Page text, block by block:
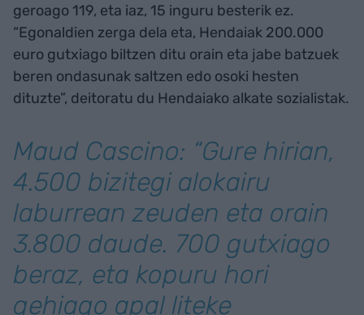
geroago 119, eta iaz, 15 inguru besterik ez.
“Egonaldien zerga dela eta, Hendaiak 200.000
euro gutxiago biltzen ditu orain eta jabe batzuek
beren ondasunak saltzen edo osoki hesten
dituzte”, deitoratu du Hendaiako alkate sozialistak.
Maud Cascino: “Gure hirian,
4.500 bizitegi alokairu
laburrean zeuden eta orain
3.800 daude. 700 gutxiago
beraz, eta kopuru hori
gehiago apal liteke